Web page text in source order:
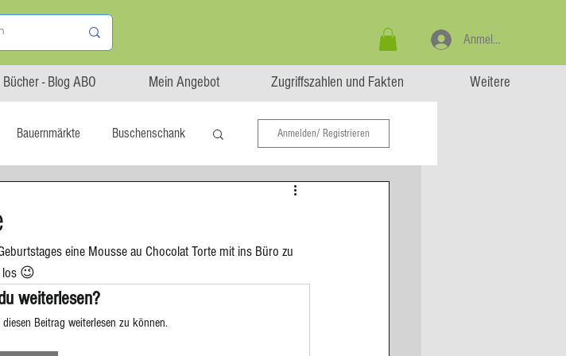
Bücher - Blog ABO Mein Angebot Zugriffszahlen und Fakten Weitere
Anmelden
Bauernmärkte Buschenschank
Asiatische Küche Aufstrich
Brot Biskuit Burger
Anmelden/ Registrieren
eine Mousse au Chocolat Torte mit ins Büro zu
los 😉
weiterlesen?
Beitrag weiterlesen zu können.